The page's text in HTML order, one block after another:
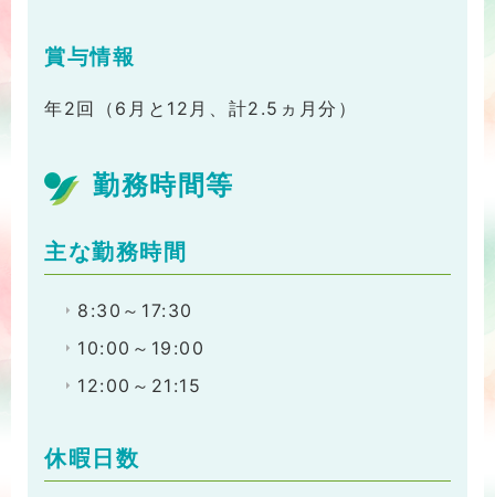
賞与情報
年2回（6月と12月、計2.5ヵ月分）
勤務時間等
主な勤務時間
8:30～17:30
10:00～19:00
12:00～21:15
休暇日数